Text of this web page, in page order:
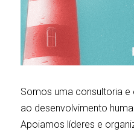
Somos uma consultoria
ao desenvolvimento
Apoiamos líderes e